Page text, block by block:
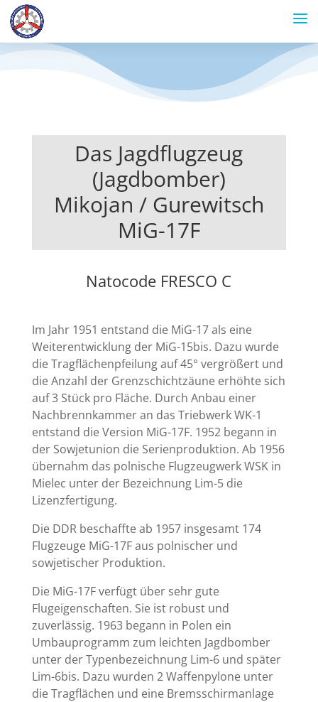
Das Jagdflugzeug
(Jagdbomber)
Mikojan / Gurewitsch
MiG-17F
Natocode FRESCO C
Im Jahr 1951 entstand die MiG-17 als eine
Weiterentwicklung der MiG-15bis. Dazu wurde
die Tragflächenpfeilung auf 45° vergrößert und
die Anzahl der Grenzschichtzäune erhöhte sich
auf 3 Stück pro Fläche. Durch Anbau einer
Nachbrennkammer an das Triebwerk WK-1
entstand die Version MiG-17F. 1952 begann in
der Sowjetunion die Serienproduktion. Ab 1956
übernahm das polnische Flugzeugwerk WSK in
Mielec unter der Bezeichnung Lim-5 die
Lizenzfertigung.
Die DDR beschaffte ab 1957 insgesamt 174
Flugzeuge MiG-17F aus polnischer und
sowjetischer Produktion.
Die MiG-17F verfügt über sehr gute
Flugeigenschaften. Sie ist robust und
zuverlässig. 1963 begann in Polen ein
Umbauprogramm zum leichten Jagdbomber
unter der Typenbezeichnung Lim-6 und später
Lim-6bis. Dazu wurden 2 Waffenpylone unter
die Tragflächen und eine Bremsschirmanlage